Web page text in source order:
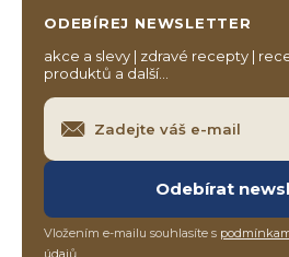
ODEBÍREJ NEWSLETTER
akce a slevy | zdravé recepty |
produktů a další…
Odebírat
Vložením e-mailu souhlasíte s